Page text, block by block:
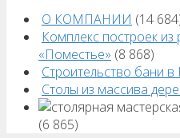
О КОМПАНИИ (14
Комплекс построек
«Поместье» (8 868)
Строительство бани
Столы из массива
(6 865)